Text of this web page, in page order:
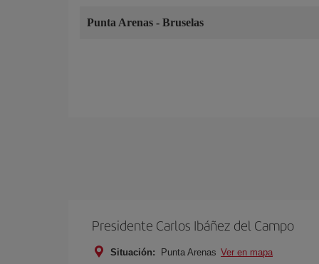
Punta Arenas - Bruselas
Presidente Carlos Ibáñez del Campo
Situación: Punta Arenas Ver en mapa